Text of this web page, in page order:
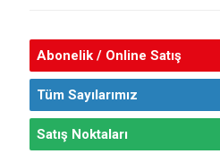
Abonelik / Online Satış
Tüm Sayılarımız
Satış Noktaları